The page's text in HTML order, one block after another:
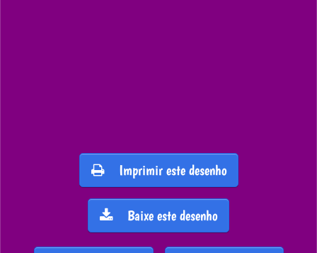
Imprimir este desenho
Baixe este desenho